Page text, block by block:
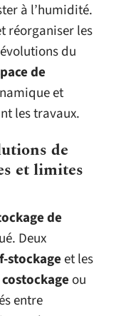
à l’humidité.
réorganiser les
du
de
et
les travaux.
de
et limites
de
Deux
stockageet les
costockage ou
entre